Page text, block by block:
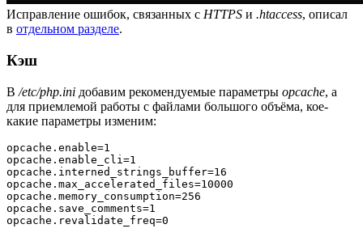
Исправление ошибок, связанных с HTTPS и .htaccess, описал
в отдельном разделе.
Кэш
В /etc/php.ini добавим рекомендуемые параметры opcache, а
для приемлемой работы с файлами большого объёма, кое-
какие параметры изменим:
opcache . enable=1
opcache . enable_cli =1
opcache . interned_strings_buffer=16
opcache . max_accelerated_files=10000
opcache . memory_consumption=256
opcache . save_comments=1
opcache . revalidate_freq=0